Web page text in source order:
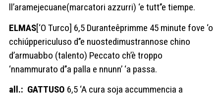
ll’aramejecuane(marcatori azzurri) ‘e tutt’’e tiempe.
ELMAS[‘O Turco] 6,5 Duranteêprimme 45 minute fove ‘o
cchiúppericuluso d’’e nuostedimustrannose chino
d’armuabbo (talento) Peccato ch’è troppo
‘nnammurato d’’a palla e nnunn’ ‘a passa.
all.: GATTUSO 6,5 ‘A cura soja accummencia a